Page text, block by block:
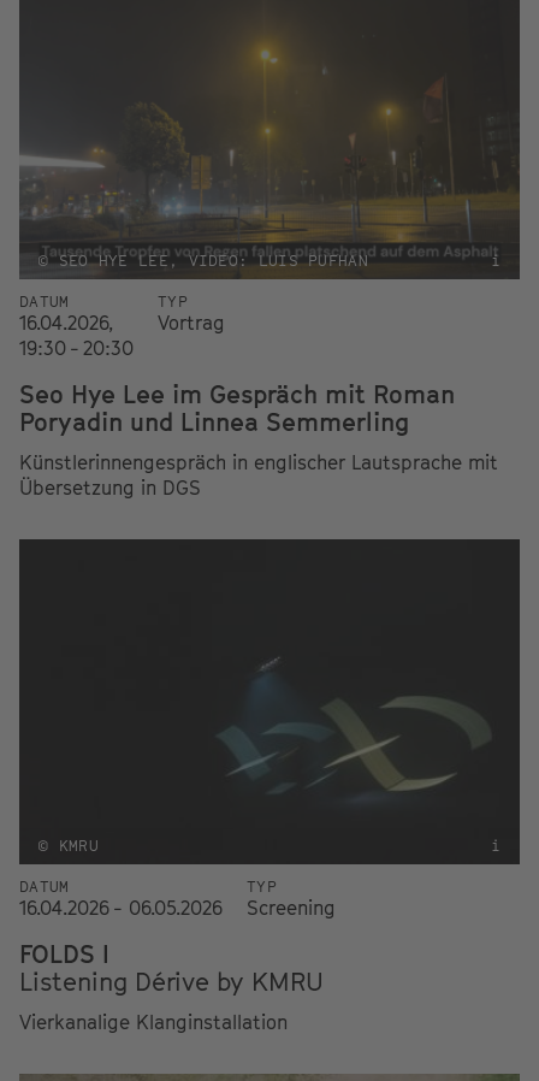
© SEO HYE LEE, VIDEO: LUIS PUFHAN i
DATUM
16.04.2026,
19:30 - 20:30
TYP
Vortrag
Seo Hye Lee im Gespräch mit Roman
Poryadin und Linnea Semmerling
Künstlerinnengespräch in englischer Lautsprache mit
Übersetzung in DGS
© KMRU i
DATUM
16.04.2026 - 06.05.2026
TYP
Screening
FOLDS I
Listening Dérive by KMRU
Vierkanalige Klanginstallation